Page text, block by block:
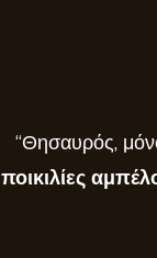
“Θησαυρός,
ποικιλίες